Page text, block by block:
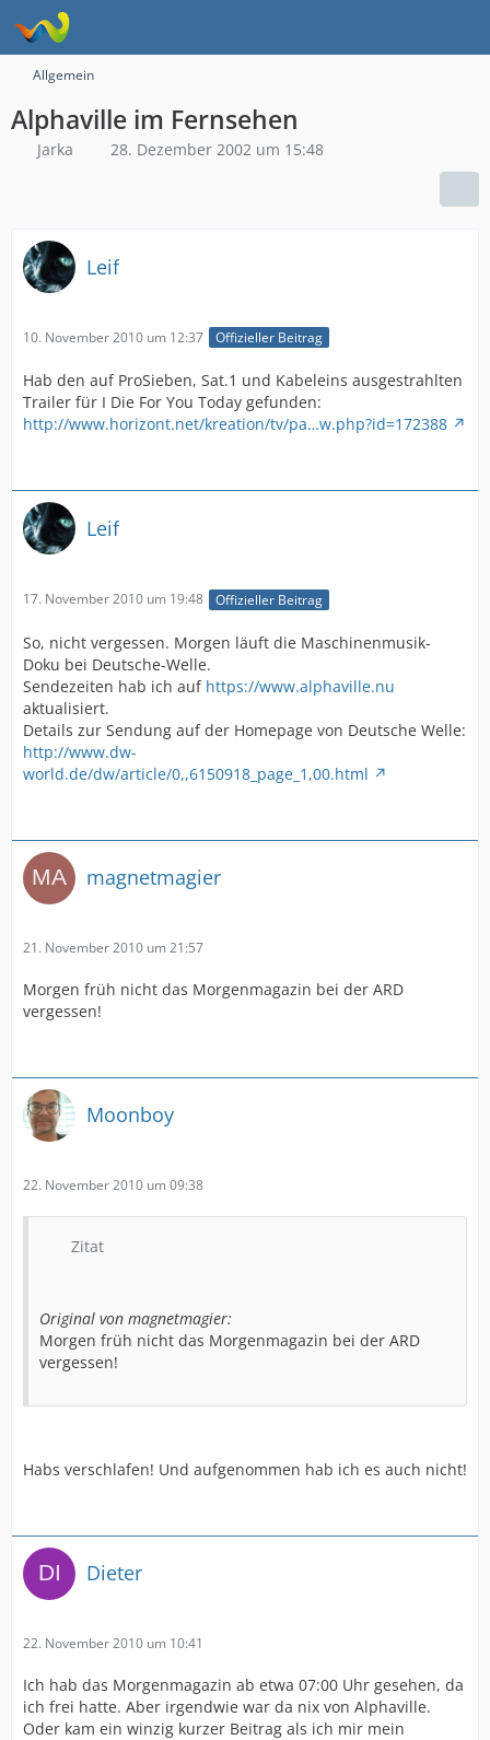
Allgemein
Alphaville im Fernsehen
Jarka 28. Dezember 2002 um 15:48
Leif
10. November 2010 um 12:37 Offizieller Beitrag
Hab den auf ProSieben, Sat.1 und Kabeleins ausgestrahlten
Trailer für I Die For You Today gefunden:
http://www.horizont.net/kreation/tv/pa…w.php?id=172388
Leif
17. November 2010 um 19:48 Offizieller Beitrag
So, nicht vergessen. Morgen läuft die Maschinenmusik-
Doku bei Deutsche-Welle.
Sendezeiten hab ich auf https://www.alphaville.nu
aktualisiert.
Details zur Sendung auf der Homepage von Deutsche Welle:
http://www.dw-
world.de/dw/article/0,,6150918_page_1,00.html
magnetmagier
21. November 2010 um 21:57
Morgen früh nicht das Morgenmagazin bei der ARD
vergessen!
Moonboy
22. November 2010 um 09:38
Zitat
Original von magnetmagier:
Morgen früh nicht das Morgenmagazin bei der ARD
vergessen!
Habs verschlafen! Und aufgenommen hab ich es auch nicht!
Dieter
22. November 2010 um 10:41
Ich hab das Morgenmagazin ab etwa 07:00 Uhr gesehen, da
ich frei hatte. Aber irgendwie war da nix von Alphaville.
Oder kam ein winzig kurzer Beitrag als ich mir mein